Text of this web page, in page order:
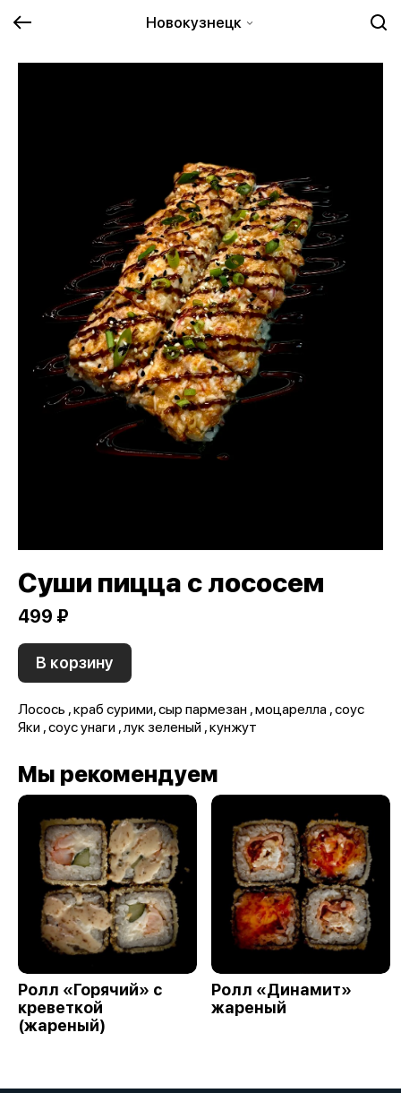
Новокузнецк
Суши пицца с лососем
499 ₽
В корзину
Лосось , краб сурими, сыр пармезан , моцарелла , соус
Яки , соус унаги , лук зеленый , кунжут
Мы рекомендуем
Ролл «Горячий» с
креветкой
(жареный)
Ролл «Динамит»
жареный